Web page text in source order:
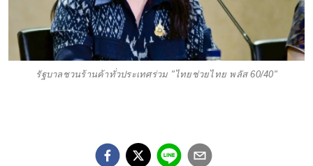
รัฐบาลชวนร้านค้าทั่วประเทศร่วม "ไทยช่วยไทย พลัส 60/40"